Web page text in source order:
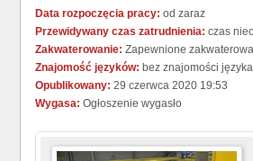
Data rozpoczęcia pracy: od zaraz
Przewidywany czas zatrudnienia: czas
Zakwaterowanie: Zapewnione
Znajomość języków: bez znajomości języka
Opublikowany: 29 czerwca 2020 19:53
Wygasa: Ogłoszenie wygasło